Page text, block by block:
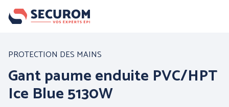
Aller
Nos produits
Par famille :
PROTECTION DES MAINS
Gant paume enduite PVC/HPT
Ice Blue 5130W